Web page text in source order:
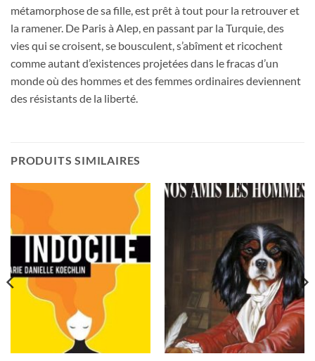
métamorphose de sa fille, est prêt à tout pour la retrouver et
la ramener. De Paris à Alep, en passant par la Turquie, des
vies qui se croisent, se bousculent, s’abîment et ricochent
comme autant d’existences projetées dans le fracas d’un
monde où des hommes et des femmes ordinaires deviennent
des résistants de la liberté.
PRODUITS SIMILAIRES